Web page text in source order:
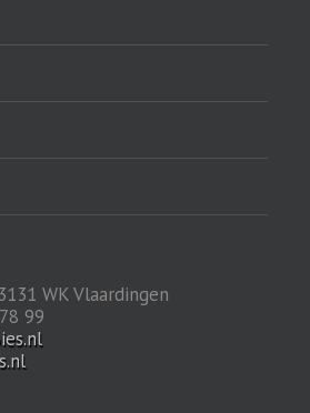
WK Vlaardingen
99